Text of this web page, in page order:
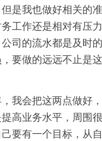
是我也做好相关的
工作还是相对有压
司的流水都是及时
要做的远远不止是
我会把这两点做好
高业务水平，周围
要有一个目标，从